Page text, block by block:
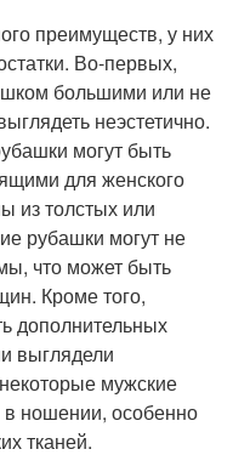
преимуществ, у них
Во-первых,
большими или не
неэстетично.
могут быть
для женского
из толстых или
рубашки могут не
что может быть
Кроме того,
дополнительных
выглядели
мужские
ношении, особенно
тканей.